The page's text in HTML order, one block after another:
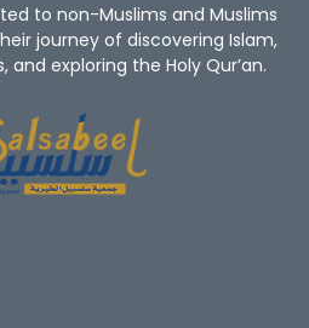
to non-Muslims and Muslims
journey of discovering Islam,
and exploring the Holy Qur’an.